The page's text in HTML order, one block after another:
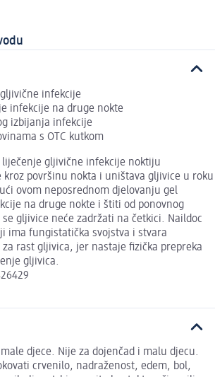
infekcije
infekcije na druge nokte
izbijanja infekcije
s OTC kutkom
liječenje gljivične infekcije noktiju
kroz površinu nokta i uništava gljivice u roku
ovom neposrednom djelovanju gel
na druge nokte i štiti od ponovnog
gljivice neće zadržati na četkici. Naildoc
ima fungistatička svojstva i stvara
rast gljivica, jer nastaje fizička prepreka
gljivica.
djece. Nije za dojenčad i malu djecu.
crvenilo, nadraženost, edem, bol,